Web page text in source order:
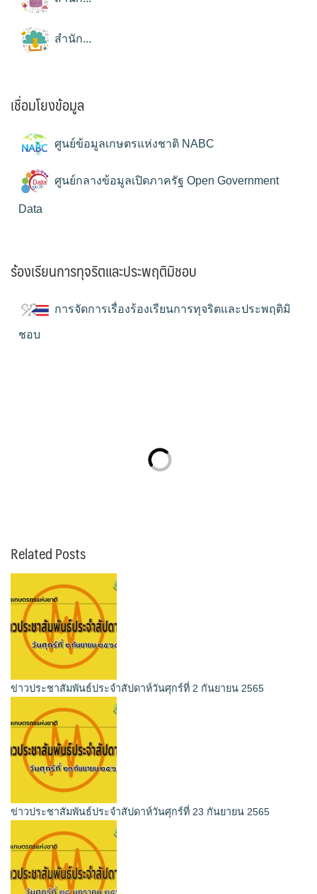
สำนัก...
เชื่อมโยงข้อมูล
ศูนย์ข้อมูลเกษตรแห่งชาติ NABC
ศูนย์กลางข้อมูลเปิดภาครัฐ Open Government
Data
ร้องเรียนการทุจริตและประพฤติมิชอบ
การจัดการเรื่องร้องเรียนการทุจริตและประพฤติมิ
ชอบ
Related Posts
ข่าวประชาสัมพันธ์ประจำสัปดาห์วันศุกร์ที่ 2 กันยายน 2565
ข่าวประชาสัมพันธ์ประจำสัปดาห์วันศุกร์ที่ 23 กันยายน 2565